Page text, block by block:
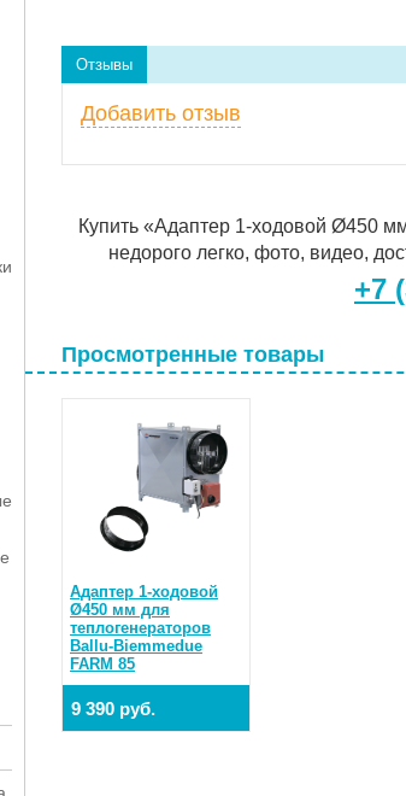
Отзывы
Добавить отзыв
Купить «Адаптер 1-ходовой Ø450
недорого легко, фото, видео,
+7
Просмотренные товары
Адаптер 1-ходовой
Ø450 мм для
теплогенераторов
Ballu-Biemmedue
FARM 85
9 390 руб.